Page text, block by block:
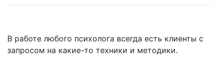
В работе любого психолога всегда есть клиенты с
запросом на какие-то техники и методики.